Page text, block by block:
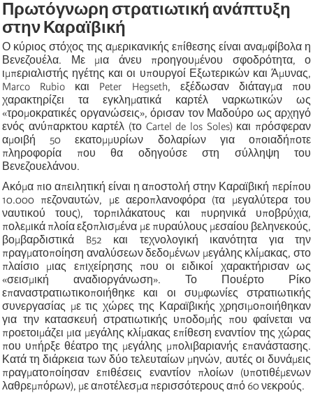
Πρωτόγνωρη στρατιωτική ανάπτυξη
στην Καραϊβική
Ο κύριος στόχος της αμερικανικής επίθεσης είναι αναμφίβολα η
Βενεζουέλα. Με μια άνευ προηγουμένου σφοδρότητα, ο
ιμπεριαλιστής ηγέτης και οι υπουργοί Εξωτερικών και Άμυνας,
Marco Rubio και Peter Hegseth, εξέδωσαν διάταγμα που
χαρακτηρίζει τα εγκληματικά καρτέλ ναρκωτικών ως
«τρομοκρατικές οργανώσεις», όρισαν τον Μαδούρο ως αρχηγό
ενός ανύπαρκτου καρτέλ (το Cartel de los Soles) και πρόσφεραν
αμοιβή 50 εκατομμυρίων δολαρίων για οποιαδήποτε
πληροφορία που θα οδηγούσε στη σύλληψη του
Βενεζουελάνου.
Ακόμα πιο απειλητική είναι η αποστολή στην Καραϊβική περίπου
10.000 πεζοναυτών, με αεροπλανοφόρα (τα μεγαλύτερα του
ναυτικού τους), τορπιλάκατους και πυρηνικά υποβρύχια,
πολεμικά πλοία εξοπλισμένα με πυραύλους μεσαίου βεληνεκούς,
βομβαρδιστικά B52 και τεχνολογική ικανότητα για την
πραγματοποίηση αναλύσεων δεδομένων μεγάλης κλίμακας, στο
πλαίσιο μιας επιχείρησης που οι ειδικοί χαρακτήρισαν ως
«σεισμική αναδιοργάνωση». Το Πουέρτο Ρίκο
επαναστρατιωτικοποιήθηκε και οι συμφωνίες στρατιωτικής
συνεργασίας με τις χώρες της Καραϊβικής χρησιμοποιήθηκαν
για την κατασκευή στρατιωτικής υποδομής που φαίνεται να
προετοιμάζει μια μεγάλης κλίμακας επίθεση εναντίον της χώρας
που υπήρξε θέατρο της μεγάλης μπολιβαριανής επανάστασης.
Κατά τη διάρκεια των δύο τελευταίων μηνών, αυτές οι δυνάμεις
πραγματοποίησαν επιθέσεις εναντίον πλοίων (υποτιθέμενων
λαθρεμπόρων), με αποτέλεσμα περισσότερους από 60 νεκρούς.